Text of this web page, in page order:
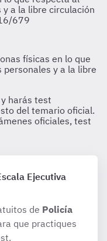
Ejecutiva
de Policía
que practiques